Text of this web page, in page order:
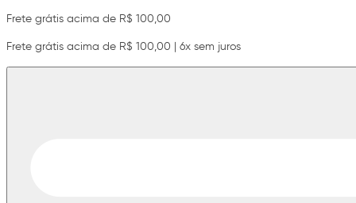
Frete grátis acima de R$ 100,00
Frete grátis acima de R$ 100,00 | 6x sem juros